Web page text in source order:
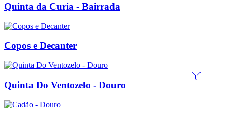
Quinta da Curia - Bairrada
Copos e Decanter
Quinta Do Ventozelo - Douro